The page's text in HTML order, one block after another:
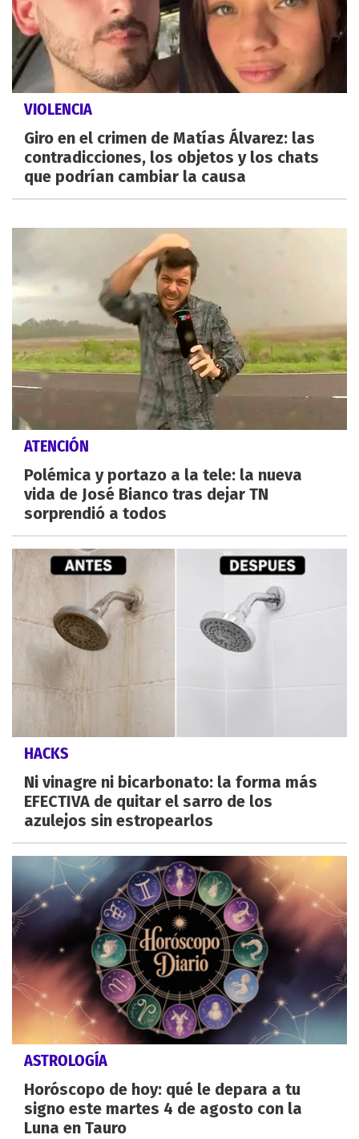
VIOLENCIA
Giro en el crimen de Matías Álvarez: las
contradicciones, los objetos y los chats
que podrían cambiar la causa
ATENCIÓN
Polémica y portazo a la tele: la nueva
vida de José Bianco tras dejar TN
sorprendió a todos
HACKS
Ni vinagre ni bicarbonato: la forma más
EFECTIVA de quitar el sarro de los
azulejos sin estropearlos
ASTROLOGÍA
Horóscopo de hoy: qué le depara a tu
signo este martes 4 de agosto con la
Luna en Tauro